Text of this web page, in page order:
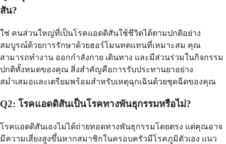
สัน?
ใช่ คนส่วนใหญ่ที่เป็นโรคแอดดิสันใช้ชีวิตได้ตามปกติอย่าง
สมบูรณ์ด้วยการรักษาด้วยฮอร์โมนทดแทนที่เหมาะสม คุณ
สามารถทำงาน ออกกำลังกาย เดินทาง และมีส่วนร่วมในกิจกรรม
ปกติทั้งหมดของคุณ สิ่งสำคัญคือการรับประทานยาอย่าง
สม่ำเสมอและเตรียมพร้อมสำหรับเหตุฉุกเฉินด้วยชุดฉีดของคุณ
Q2: โรคแอดดิสันเป็นโรคทางพันธุกรรมหรือไม่?
โรคแอดดิสันเองไม่ได้ถ่ายทอดทางพันธุกรรมโดยตรง แต่คุณอาจ
มีความเสี่ยงสูงขึ้นหากสมาชิกในครอบครัวมีโรคภูมิตัวเอง แนว